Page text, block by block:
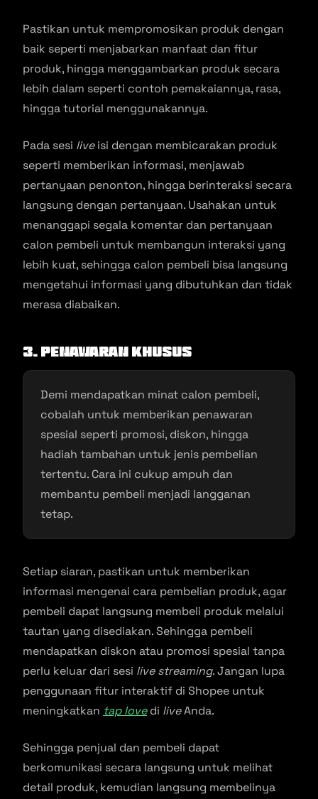
Pastikan untuk mempromosikan produk dengan
baik seperti menjabarkan manfaat dan fitur
produk, hingga menggambarkan produk secara
lebih dalam seperti contoh pemakaiannya, rasa,
hingga tutorial menggunakannya.
Pada sesi liveisi dengan membicarakan produk
seperti memberikan informasi, menjawab
pertanyaan penonton, hingga berinteraksi secara
langsung dengan pertanyaan. Usahakan untuk
menanggapi segala komentar dan pertanyaan
calon pembeli untuk membangun interaksi yang
lebih kuat, sehingga calon pembeli bisa langsung
mengetahui informasi yang dibutuhkan dan tidak
merasa diabaikan.
3. Penawaran Khusus
Demi mendapatkan minat calon pembeli,
cobalah untuk memberikan penawaran
spesial seperti promosi, diskon, hingga
hadiah tambahan untuk jenis pembelian
tertentu. Cara ini cukup ampuh dan
membantu pembeli menjadi langganan
tetap.
Setiap siaran, pastikan untuk memberikan
informasi mengenai cara pembelian produk, agar
pembeli dapat langsung membeli produk melalui
tautan yang disediakan. Sehingga pembeli
mendapatkan diskon atau promosi spesial tanpa
perlu keluar dari sesi live streaming. Jangan lupa
penggunaan fitur interaktif di Shopee untuk
meningkatkan tap lovedi liveAnda.
Sehingga penjual dan pembeli dapat
berkomunikasi secara langsung untuk melihat
detail produk, kemudian langsung membelinya